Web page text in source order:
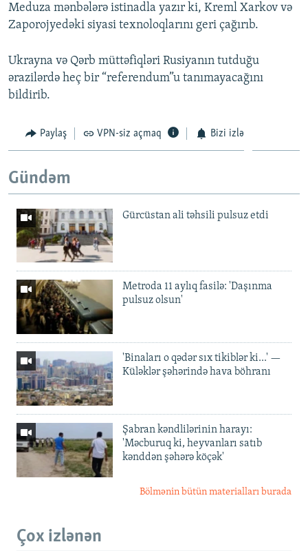
Meduza mənbələrə istinadla yazır ki, Kreml Xarkov və
Zaporojyedəki siyasi texnoloqlarını geri çağırıb.
Ukrayna və Qərb müttəfiqləri Rusiyanın tutduğu
ərazilərdə heç bir “referendum”u tanımayacağını
bildirib.
Paylaş VPN-siz açmaq Bizi izlə
Gündəm
Gürcüstan ali təhsili pulsuz etdi
Metroda 11 aylıq fasilə: 'Daşınma
pulsuz olsun'
'Binaları o qədər sıx tikiblər ki...' —
Küləklər şəhərində hava böhranı
Şabran kəndlilərinin harayı:
'Məcburuq ki, heyvanları satıb
kənddən şəhərə köçək'
Bölmənin bütün materialları burada
Çox izlənən